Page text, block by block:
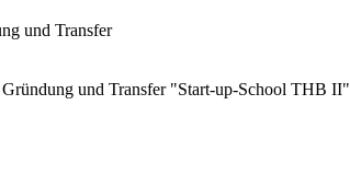
und Transfer
und Transfer "Start-up-School THB II"